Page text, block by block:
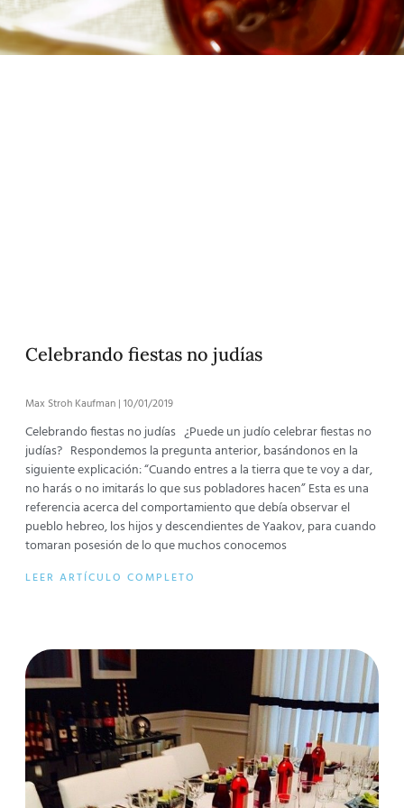
Celebrando fiestas no judías
Max Stroh Kaufman 10/01/2019
Celebrando fiestas no judías ¿Puede un judío celebrar fiestas no
judías? Respondemos la pregunta anterior, basándonos en la
siguiente explicación: “Cuando entres a la tierra que te voy a dar,
no harás o no imitarás lo que sus pobladores hacen” Esta es una
referencia acerca del comportamiento que debía observar el
pueblo hebreo, los hijos y descendientes de Yaakov, para cuando
tomaran posesión de lo que muchos conocemos
LEER ARTÍCULO COMPLETO